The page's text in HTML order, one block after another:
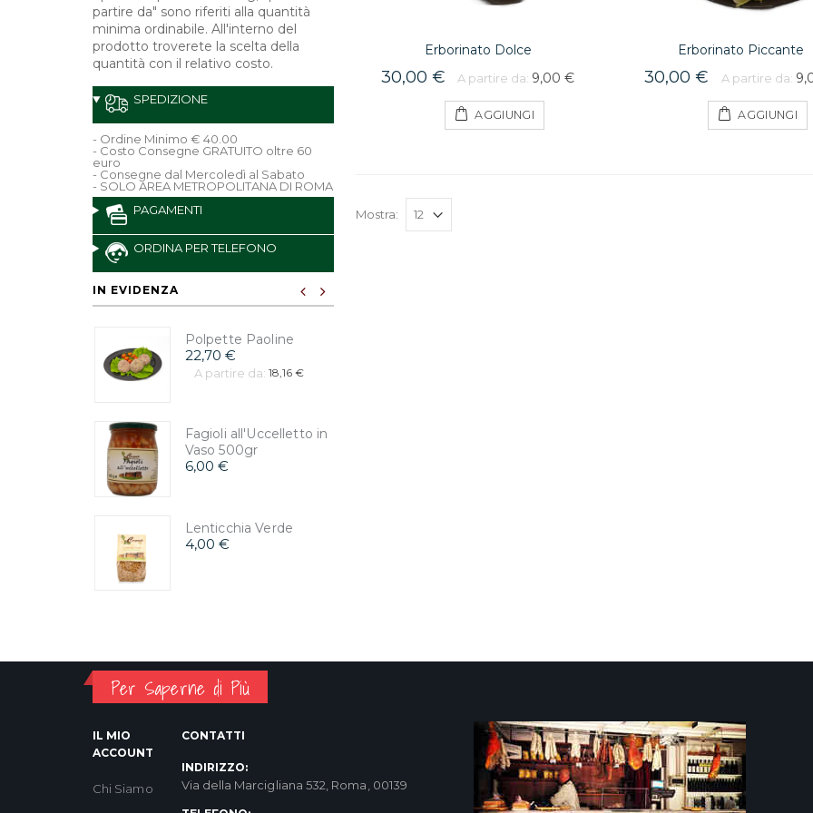
Erborinato Dolce
30,00 € A partire da: 9,00 €
AGGIUNGI
Erborinato Piccante
30,00 € A partire da:
AGGIUNGI
Mostra:
partire da" sono riferiti alla quantità
minima ordinabile. All'interno del
prodotto troverete la scelta della
quantità con il relativo costo.
SPEDIZIONE
- Ordine Minimo € 40.00
- Costo Consegne GRATUITO oltre 60
euro
- Consegne dal Mercoledì al Sabato
- SOLO AREA METROPOLITANA DI ROMA
PAGAMENTI
ORDINA PER TELEFONO
IN EVIDENZA
Polpette Paoline
22,70 €
A partire da: 18,16 €
Fagioli all'Uccelletto in
Vaso 500gr
6,00 €
Lenticchia Verde
4,00 €
Per Saperne di Più
IL MIO
ACCOUNT
Chi Siamo
CONTATTI
INDIRIZZO:
Via della Marcigliana 532, Roma, 00139